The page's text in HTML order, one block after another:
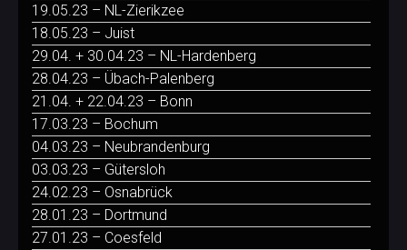
19.05.23 – NL-Zierikzee
18.05.23 – Juist
29.04. + 30.04.23 – NL-Hardenberg
28.04.23 – Übach-Palenberg
21.04. + 22.04.23 – Bonn
17.03.23 – Bochum
04.03.23 – Neubrandenburg
03.03.23 – Gütersloh
24.02.23 – Osnabrück
28.01.23 – Dortmund
27.01.23 – Coesfeld